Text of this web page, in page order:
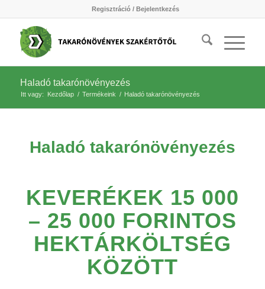
Regisztráció / Bejelentkezés
Haladó takarónövényezés
Itt vagy: Kezdőlap / Termékeink / Haladó takarónövényezés
Haladó takarónövényezés
KEVERÉKEK 15 000
– 25 000 FORINTOS
HEKTÁRKÖLTSÉG
KÖZÖTT